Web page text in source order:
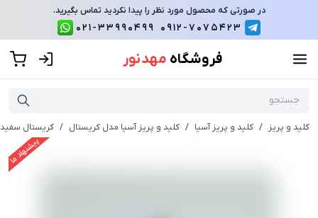
در صورتی که محصول مورد نظر را پیدا نکردید تماس بگیرید.
0912-7075423
021-33990499
فروشگاه مهد نور
کلید و پریز / کلید و پریز آسیا / کلید و پریز آسیا مدل کریستال / کریستال سفید
پیشنهاد ما